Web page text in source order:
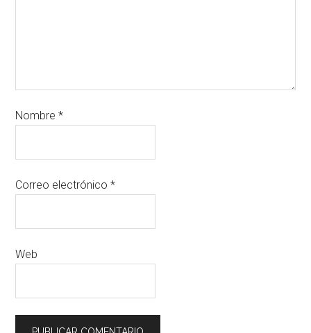
Nombre*
Correo electrónico*
Web